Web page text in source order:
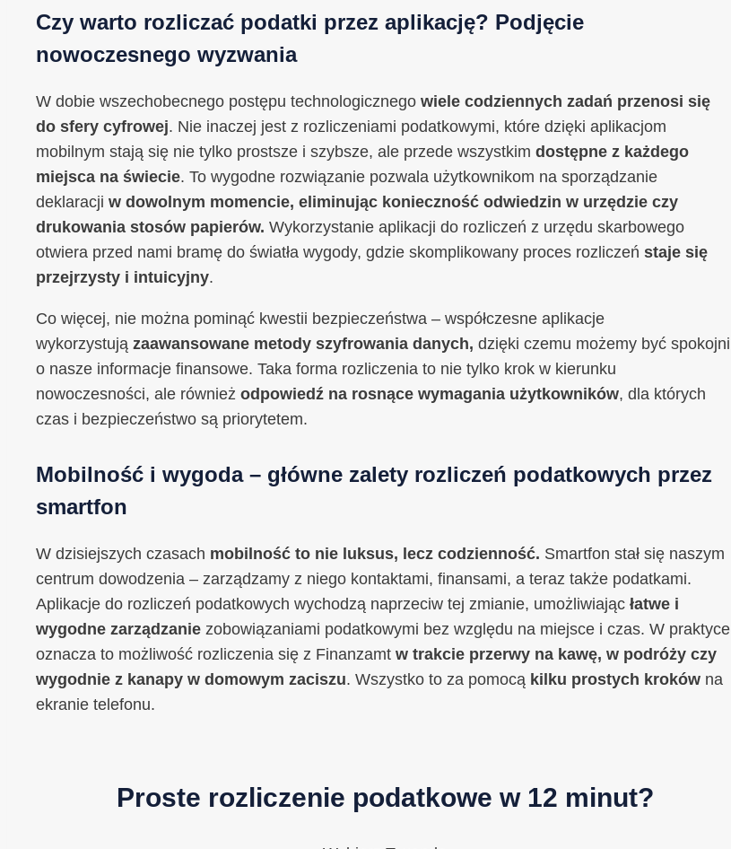
Czy warto rozliczać podatki przez aplikację? Podjęcie
nowoczesnego wyzwania
W dobie wszechobecnego postępu technologicznego wiele codziennych zadań przenosi się
do sfery cyfrowej. Nie inaczej jest z rozliczeniami podatkowymi, które dzięki aplikacjom
mobilnym stają się nie tylko prostsze i szybsze, ale przede wszystkim dostępne z każdego
miejsca na świecie. To wygodne rozwiązanie pozwala użytkownikom na sporządzanie
deklaracji w dowolnym momencie, eliminując konieczność odwiedzin w urzędzie czy
drukowania stosów papierów. Wykorzystanie aplikacji do rozliczeń z urzędu skarbowego
otwiera przed nami bramę do światła wygody, gdzie skomplikowany proces rozliczeń staje się
przejrzysty i intuicyjny.
Co więcej, nie można pominąć kwestii bezpieczeństwa – współczesne aplikacje
wykorzystują zaawansowane metody szyfrowania danych, dzięki czemu możemy być spokojni
o nasze informacje finansowe. Taka forma rozliczenia to nie tylko krok w kierunku
nowoczesności, ale również odpowiedź na rosnące wymagania użytkowników, dla których
czas i bezpieczeństwo są priorytetem.
Mobilność i wygoda – główne zalety rozliczeń podatkowych przez
smartfon
W dzisiejszych czasach mobilność to nie luksus, lecz codzienność. Smartfon stał się naszym
centrum dowodzenia – zarządzamy z niego kontaktami, finansami, a teraz także podatkami.
Aplikacje do rozliczeń podatkowych wychodzą naprzeciw tej zmianie, umożliwiając łatwe i
wygodne zarządzanie zobowiązaniami podatkowymi bez względu na miejsce i czas. W praktyce
oznacza to możliwość rozliczenia się z Finanzamt w trakcie przerwy na kawę, w podróży czy
wygodnie z kanapy w domowym zaciszu. Wszystko to za pomocą kilku prostych kroków na
ekranie telefonu.
Proste rozliczenie podatkowe w 12 minut?